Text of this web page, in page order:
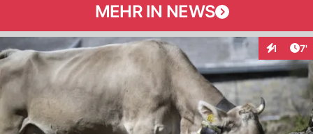
MEHR IN NEWS
1 7'